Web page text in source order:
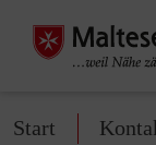
Start